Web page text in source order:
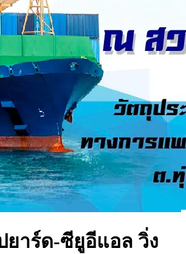
ยาร์ด-ซียูอีแอล วิ่ง